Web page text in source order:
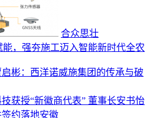
合众思壮
能，强夯施工迈入智能新时代全农
启彬：西洋诺威施集团的传承与破
获授“新徽商代表” 董事长安书怡
约落地安徽